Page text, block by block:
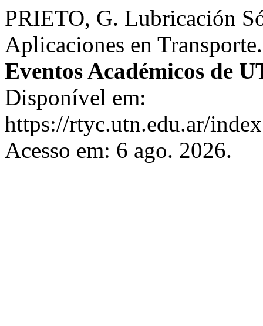
PRIETO, G. Lubricación
Aplicaciones en
Eventos Académicos de
Disponível em:
https://rtyc.utn.edu.ar/
Acesso em: 6 ago. 2026.